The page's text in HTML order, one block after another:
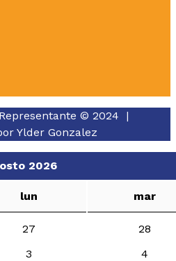
© 2024 |
Ylder Gonzalez
2026
lun mar
27
28
3
4